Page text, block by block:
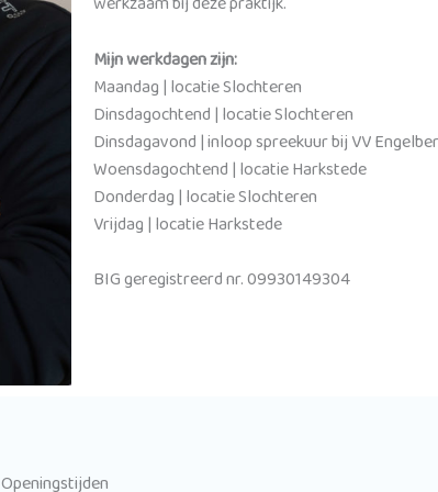
Mijn werkdagen zijn:
Maandag | locatie Slochteren
Dinsdagochtend | locatie Slochteren
Dinsdagavond |inloop spreekuur bij VV
Woensdagochtend | locatie Harkstede
Donderdag | locatie Slochteren
Vrijdag | locatie Harkstede
BIG geregistreerd nr. 09930149304
Openingstijden